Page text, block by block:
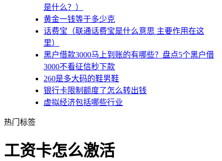
是什么？）
黄金一钱等于多少克
话费宝（联通话费宝是什么意思 主要作用在这
里）
黑户借款3000马上到账的有哪些？盘点5个黑户借
3000不看征信秒下款
260是多大码的鞋男鞋
银行卡限制额度了怎么转出钱
虚拟经济包括哪些行业
热门标签
工资卡怎么激活